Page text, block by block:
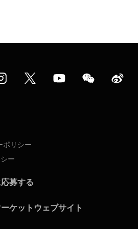
ポリシー
ー
募する
ケットウェブサイト